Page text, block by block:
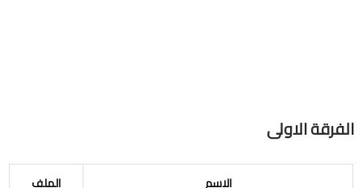
الفرقة الاولى
الملف
الاسم